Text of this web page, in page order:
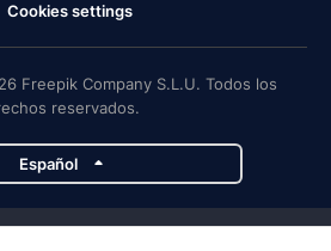
Cookies settings
Freepik Company S.L.U. Todos los
reservados.
Español